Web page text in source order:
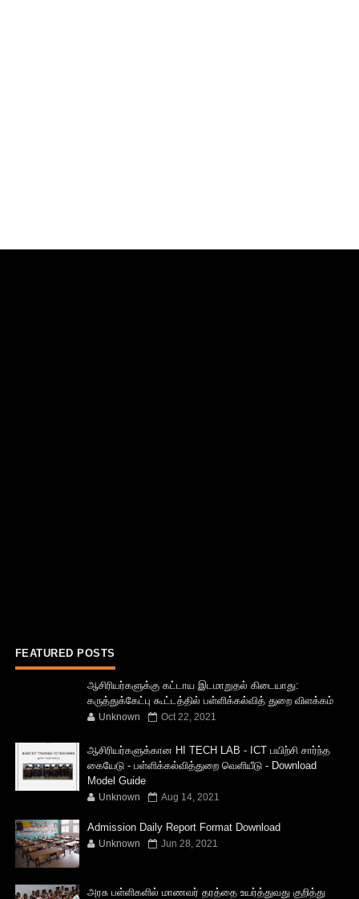
FEATURED POSTS
ஆசிரியர்களுக்கு கட்டாய இடமாறுதல் கிடையாது:
கருத்துக்கேட்பு கூட்டத்தில் பள்ளிக்கல்வித் துறை விளக்கம்
Unknown Oct 22, 2021
ஆசிரியர்களுக்கான HI TECH LAB - ICT பயிற்சி சார்ந்த
கையேடு - பள்ளிக்கல்வித்துறை வெளியீடு - Download
Model Guide
Unknown Aug 14, 2021
Admission Daily Report Format Download
Unknown Jun 28, 2021
அரசு பள்ளிகளில் மாணவர் தரத்தை உயர்த்துவது குறித்து